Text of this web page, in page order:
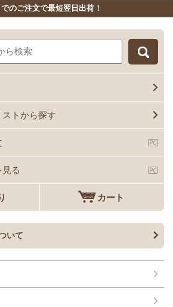
のご注文で最短翌日出荷！
トから探す
る
カート
いて